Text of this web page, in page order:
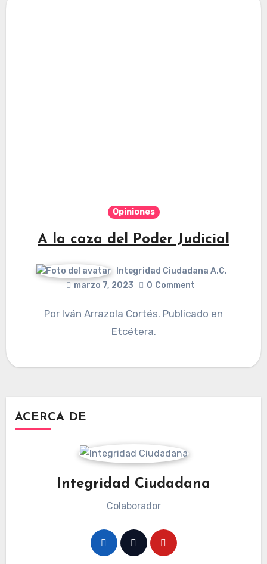
Opiniones
A la caza del Poder Judicial
Integridad Ciudadana A.C.
marzo 7, 2023
0 Comment
Por Iván Arrazola Cortés. Publicado en
Etcétera.
ACERCA DE
Integridad Ciudadana
Colaborador